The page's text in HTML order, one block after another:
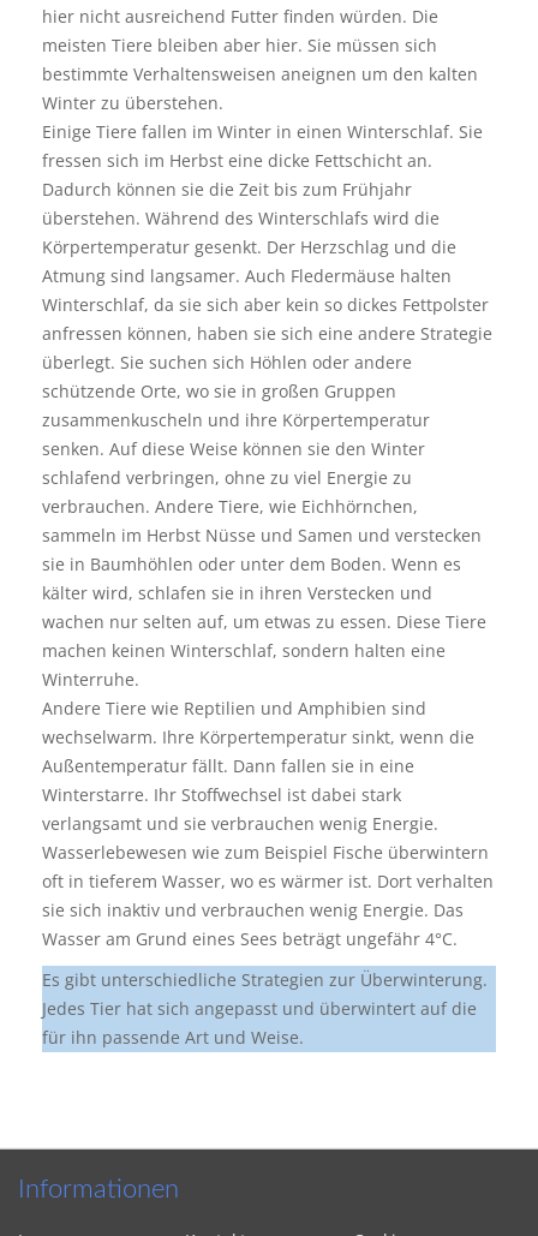
hier nicht ausreichend Futter finden würden. Die
meisten Tiere bleiben aber hier. Sie müssen sich
bestimmte Verhaltensweisen aneignen um den kalten
Winter zu überstehen.
Einige Tiere fallen im Winter in einen Winterschlaf. Sie
fressen sich im Herbst eine dicke Fettschicht an.
Dadurch können sie die Zeit bis zum Frühjahr
überstehen. Während des Winterschlafs wird die
Körpertemperatur gesenkt. Der Herzschlag und die
Atmung sind langsamer. Auch Fledermäuse halten
Winterschlaf, da sie sich aber kein so dickes Fettpolster
anfressen können, haben sie sich eine andere Strategie
überlegt. Sie suchen sich Höhlen oder andere
schützende Orte, wo sie in großen Gruppen
zusammenkuscheln und ihre Körpertemperatur
senken. Auf diese Weise können sie den Winter
schlafend verbringen, ohne zu viel Energie zu
verbrauchen. Andere Tiere, wie Eichhörnchen,
sammeln im Herbst Nüsse und Samen und verstecken
sie in Baumhöhlen oder unter dem Boden. Wenn es
kälter wird, schlafen sie in ihren Verstecken und
wachen nur selten auf, um etwas zu essen. Diese Tiere
machen keinen Winterschlaf, sondern halten eine
Winterruhe.
Andere Tiere wie Reptilien und Amphibien sind
wechselwarm. Ihre Körpertemperatur sinkt, wenn die
Außentemperatur fällt. Dann fallen sie in eine
Winterstarre. Ihr Stoffwechsel ist dabei stark
verlangsamt und sie verbrauchen wenig Energie.
Wasserlebewesen wie zum Beispiel Fische überwintern
oft in tieferem Wasser, wo es wärmer ist. Dort verhalten
sie sich inaktiv und verbrauchen wenig Energie. Das
Wasser am Grund eines Sees beträgt ungefähr 4°C.
Es gibt unterschiedliche Strategien zur Überwinterung.
Jedes Tier hat sich angepasst und überwintert auf die
für ihn passende Art und Weise.
Informationen